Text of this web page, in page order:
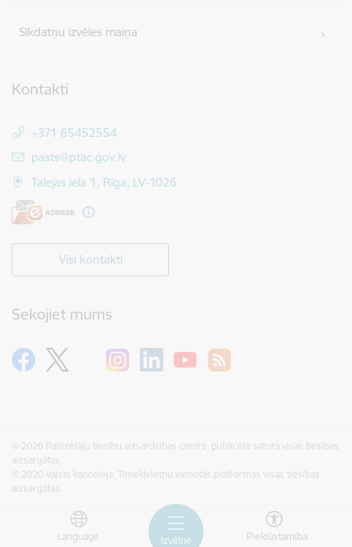
Izvēlne
Language Piekļūstamība
Sīkdatņu izvēles maiņa
Kontakti
+371 65452554
E-pasts:
pasts@ptac.gov.lv
Talejas iela 1, Rīga, LV-1026
Visi kontakti
Sekojiet mums
© 2026 Patērētāju tiesību aizsardzības centrs, publicētā satura visas tiesības
aizsargātas.
© 2020 Valsts kanceleja, Tīmekļvietņu vienotās platformas visas tiesības
aizsargātas.